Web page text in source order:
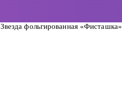
Звезда фольгированная «Фисташка»